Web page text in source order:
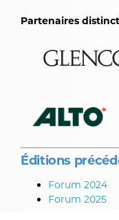
Partenaires
Éditions
Forum 2024
Forum 2025